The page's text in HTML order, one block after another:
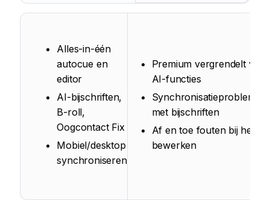
Alles-in-één
autocue en
editor
AI-bijschriften,
B-roll,
Oogcontact Fix
Mobiel/desktop
synchroniseren
Premium vergrendelt veel
AI-functies
Synchronisatieproblemen
met bijschriften
Af en toe fouten bij het
bewerken